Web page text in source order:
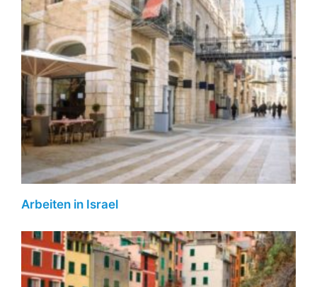
Arbeiten in Israel